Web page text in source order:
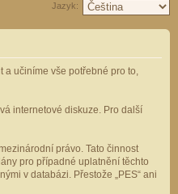
Jazyk:
učiníme vše potřebné pro to,
internetové diskuze. Pro další
právo. Tato činnost
pro případné uplatnění těchto
v databázi. Přestože „PES“ ani